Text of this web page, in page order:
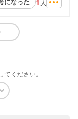
1 人
ください。